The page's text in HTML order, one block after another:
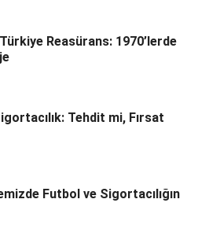
Reasürans: 1970’lerde
Tehdit mi, Fırsat
Futbol ve Sigortacılığın